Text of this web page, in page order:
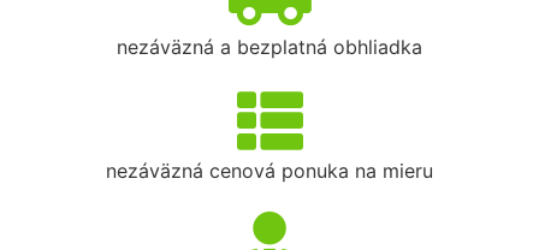
nezáväzná a bezplatná obhliadka
nezáväzná cenová ponuka na mieru